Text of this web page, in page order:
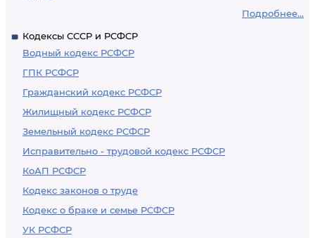
Подробнее...
Кодексы СССР и РСФСР
Водный кодекс РСФСР
ГПК РСФСР
Гражданский кодекс РСФСР
Жилищный кодекс РСФСР
Земельный кодекс РСФСР
Исправительно - трудовой кодекс РСФСР
КоАП РСФСР
Кодекс законов о труде
Кодекс о браке и семье РСФСР
УК РСФСР